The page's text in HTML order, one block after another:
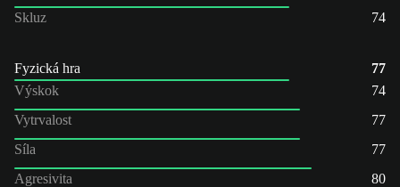
Skluz
74
Fyzická hra
77
Výskok
74
Vytrvalost
77
Síla
77
Agresivita
80